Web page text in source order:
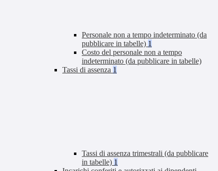
Personale non a tempo indeterminato (da
pubblicare in tabelle) 1
Costo del personale non a tempo
indeterminato (da pubblicare in tabelle)
Tassi di assenza 1
Tassi di assenza trimestrali (da pubblicare
in tabelle) 1